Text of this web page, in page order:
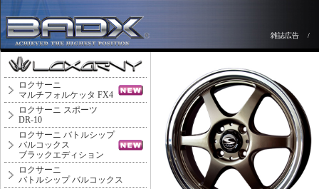
雑誌広告 /
ロクサーニ
マルチフォルケッタ FX4
ロクサーニ スポーツ
DR-10
ロクサーニ バトルシップ
バルコックス
ブラックエディション
ロクサーニ
バトルシップ バルコックス